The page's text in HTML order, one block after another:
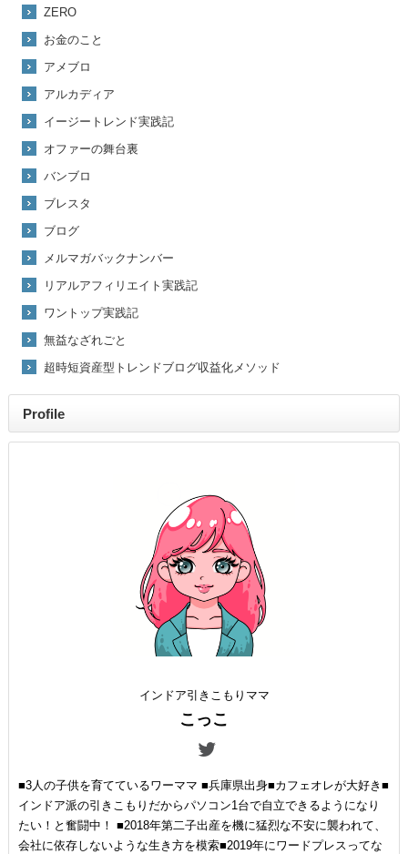
ZERO
お金のこと
アメブロ
アルカディア
イージートレンド実践記
オファーの舞台裏
バンブロ
ブレスタ
ブログ
メルマガバックナンバー
リアルアフィリエイト実践記
ワントップ実践記
無益なざれごと
超時短資産型トレンドブログ収益化メソッド
Profile
インドア引きこもりママ
こっこ
■3人の子供を育てているワーママ ■兵庫県出身■カフェオレが大好き■
インドア派の引きこもりだからパソコン1台で自立できるようになり
たい！と奮闘中！ ■2018年第二子出産を機に猛烈な不安に襲われて、
会社に依存しないような生き方を模索■2019年にワードプレスってな